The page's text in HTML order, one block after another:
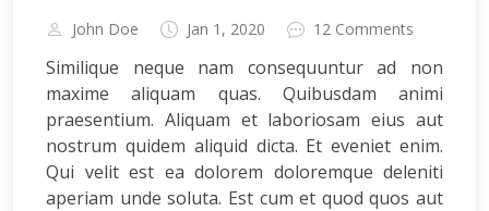
John Doe Jan 1, 2020 12 Comments
Similique neque nam consequuntur ad non
maxime aliquam quas. Quibusdam animi
praesentium. Aliquam et laboriosam eius aut
nostrum quidem aliquid dicta. Et eveniet enim.
Qui velit est ea dolorem doloremque deleniti
aperiam unde soluta. Est cum et quod quos aut